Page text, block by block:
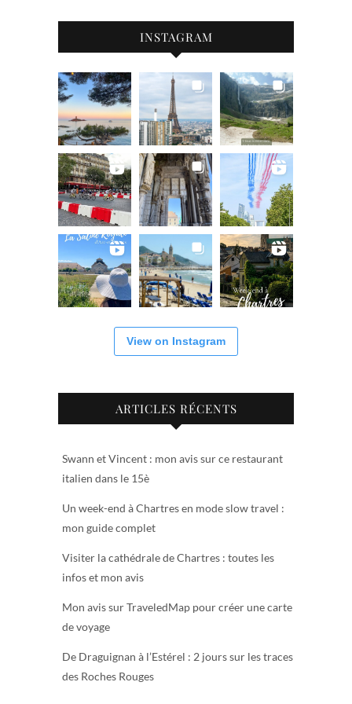
INSTAGRAM
View on Instagram
ARTICLES RÉCENTS
Swann et Vincent : mon avis sur ce restaurant
italien dans le 15è
Un week-end à Chartres en mode slow travel :
mon guide complet
Visiter la cathédrale de Chartres : toutes les
infos et mon avis
Mon avis sur TraveledMap pour créer une carte
de voyage
De Draguignan à l’Estérel : 2 jours sur les traces
des Roches Rouges